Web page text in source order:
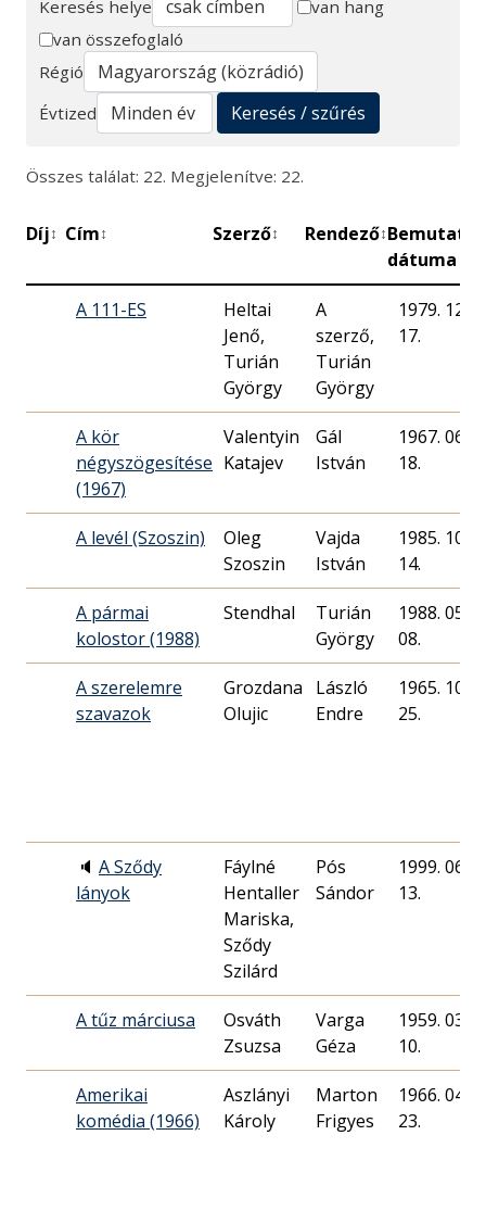
Keresés
Keresés helye
van hang
van összefoglaló
Régió
Évtized
Keresés / szűrés
Összes találat: 22. Megjelenítve: 22.
Díj↕ Cím↕ Szerző↕ Rendező↕Bemutató
dátuma
A 111-ES
Heltai
Jenő,
Turián
György
A
szerző,
Turián
György
1979. 12.
17.
A kör
négyszögesítése
(1967)
Valentyin
Katajev
Gál
István
1967. 06.
18.
A levél (Szoszin)
Oleg
Szoszin
Vajda
István
1985. 10.
14.
A pármai
kolostor (1988)
Stendhal
Turián
György
1988. 05.
08.
A szerelemre
szavazok
Grozdana
Olujic
László
Endre
1965. 10.
25.
🔈 A Sződy
lányok
Fáylné
Hentaller
Mariska,
Sződy
Szilárd
Pós
Sándor
1999. 06.
13.
A tűz márciusa
Osváth
Zsuzsa
Varga
Géza
1959. 03.
10.
Amerikai
komédia (1966)
Aszlányi
Károly
Marton
Frigyes
1966. 04.
23.